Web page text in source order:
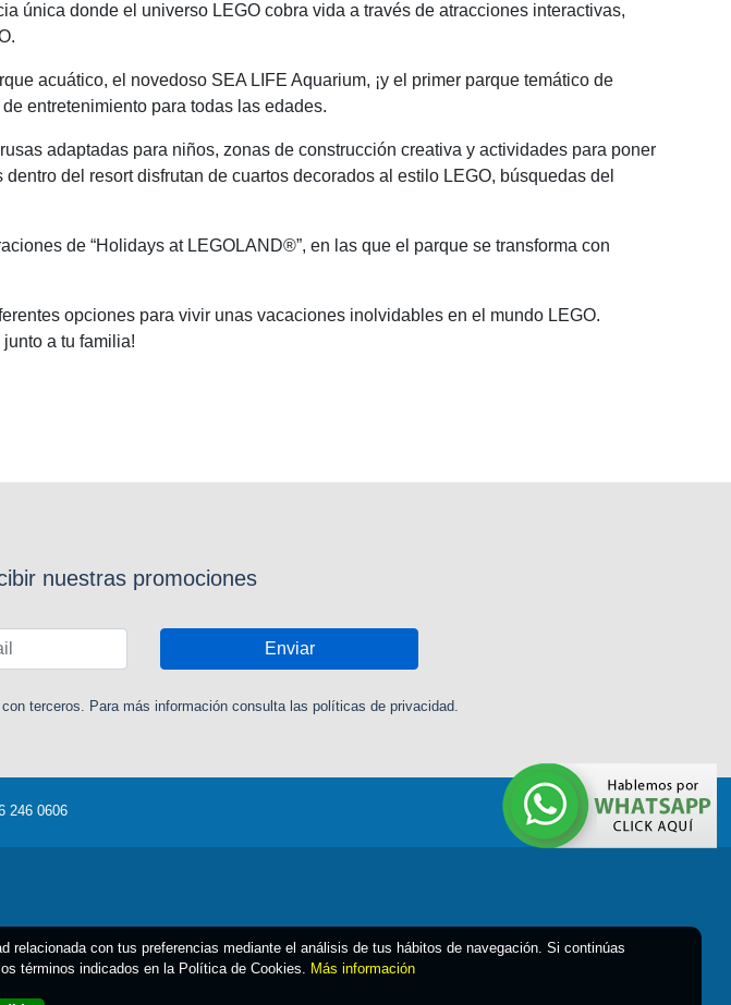
única donde el universo LEGO cobra vida a través de atracciones interactivas,
acuático, el novedoso SEA LIFE Aquarium, ¡y el primer parque temático de
entretenimiento para todas las edades.
adaptadas para niños, zonas de construcción creativa y actividades para poner
del resort disfrutan de cuartos decorados al estilo LEGO, búsquedas del
de “Holidays at LEGOLAND®”, en las que el parque se transforma con
opciones para vivir unas vacaciones inolvidables en el mundo LEGO.
a tu familia!
nuestras promociones
Enviar
terceros. Para más información consulta las políticas de privacidad.
246 0606
con tus preferencias mediante el análisis de tus hábitos de navegación. Si continúas
términos indicados en la Política de Cookies. Más información